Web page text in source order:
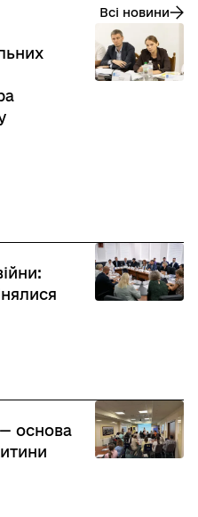
Всі новини
провадженнях: в Офісі
Україна та Естонія
основа